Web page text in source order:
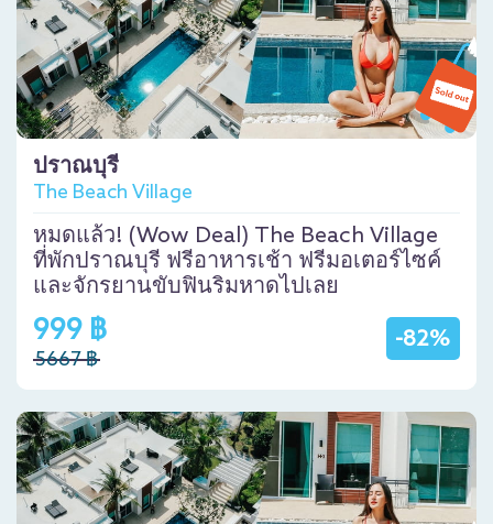
ปราณบุรี
The Beach Village
หมดแล้ว! (Wow Deal) The Beach Village
ที่พักปราณบุรี ฟรีอาหารเช้า ฟรีมอเตอร์ไซค์
และจักรยานขับฟินริมหาดไปเลย
-82%
999 ฿
5667 ฿